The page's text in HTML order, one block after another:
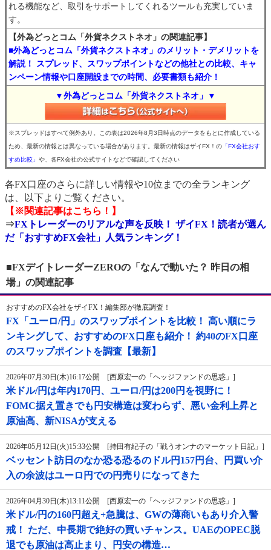
れる機能など、取引をサポートしてくれるツールも充実していま
す。
【外為どっとコム「外貨ネクストネオ」の関連記事】
■外為どっとコム「外貨ネクストネオ」のメリット・デメリットを
解説！ スプレッド、スワップポイントなどの他社との比較、キャ
ンペーン情報や口座開設までの時間、必要書類も紹介！
▼外為どっとコム「外貨ネクストネオ」▼
※スプレッドはすべて例外あり。この表は2026年8月3日時点のデータをもとに作成している
ため、最新の情報とは異なっている場合があります。最新の情報はザイFX！の 「FX会社おす
すめ比較」 や、各FX会社の公式サイトなどで確認してください
各FX口座のさらに詳しい情報や10位までの全ランキング
は、以下よりご覧ください。
【※関連記事はこちら！】
⇒FXトレーダーのリアルな声を反映！ ザイFX！読者が選ん
だ「おすすめFX会社」人気ランキング！
■FXデイトレーダーZEROの「なんで動いた？ 昨日の相
場」の関連記事
おすすめのFX会社をザイFX！編集部が徹底調査！
FX「ユーロ/円」のスワップポイントを比較！ 高い順にラ
ンキングして、おすすめのFX口座も紹介！ 約40のFX口座
のスワップポイントを調査【最新】
2026年07月30日(木)16:17公開 [西原宏一の「ヘッジファンドの思惑」]
米ドル/円は年内170円、ユーロ/円は200円を視野に！
FOMC据え置きでも円安構造は変わらず、悪い金利上昇と
原油高、新NISAが支える
2026年05月12日(火)15:33公開 [持田有紀子の「戦うオンナのマーケット日記」]
ベッセント訪日のなか恐る恐るのドル円157円台、円買い介
入の余波はユーロ円での円売りになってきた
2026年04月30日(木)13:11公開 [西原宏一の「ヘッジファンドの思惑」]
米ドル/円の160円超え+急騰は、GWの薄商いもあり介入警
戒！ ただ、中長期で絶好の買いチャンス。UAEのOPEC脱
退でも原油は高止まり、円安の構造…